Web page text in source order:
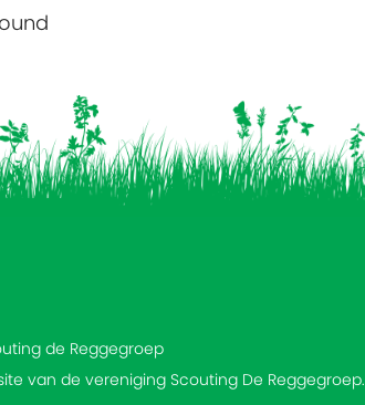
de Reggegroep
van de vereniging Scouting De Reggegroep.